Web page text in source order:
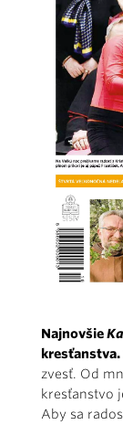
Najnovšie
kresťanstva.
zvesť. Od
kresťanstvo
Aby sa